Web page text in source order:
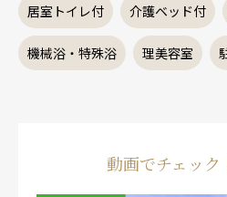
居室トイレ付 介護ベッド付
機械浴・特殊浴 理美容室
動画でチェック